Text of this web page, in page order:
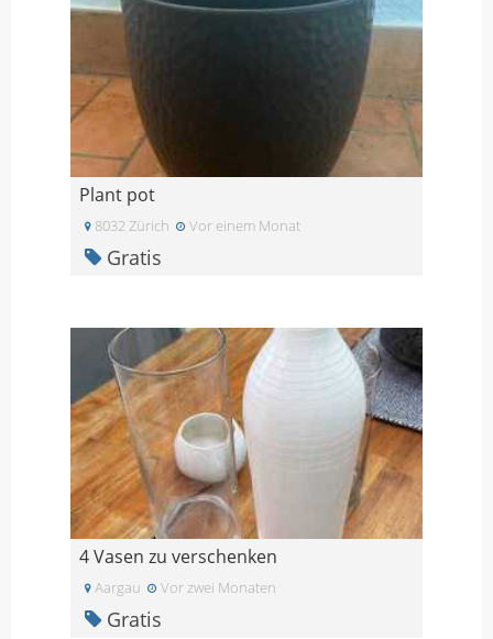
Plant pot
8032 Zürich Vor einem Monat
Gratis
4 Vasen zu verschenken
Aargau Vor zwei Monaten
Gratis